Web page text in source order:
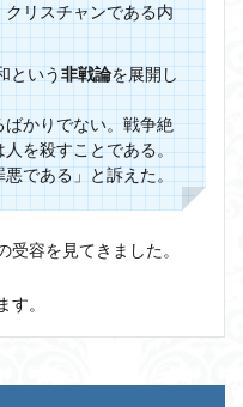
リスチャンである内
という非戦論を展開し
かりでない。戦争絶
を殺すことである。
である」と訴えた。
容を見てきました。
。